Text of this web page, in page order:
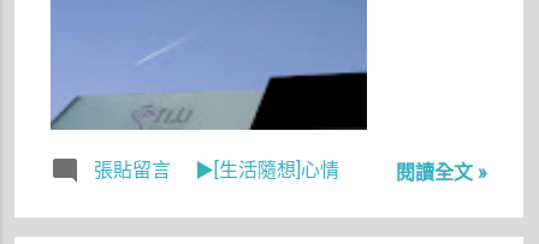
張貼留言 ▶[生活隨想]心情 閱讀全文 »